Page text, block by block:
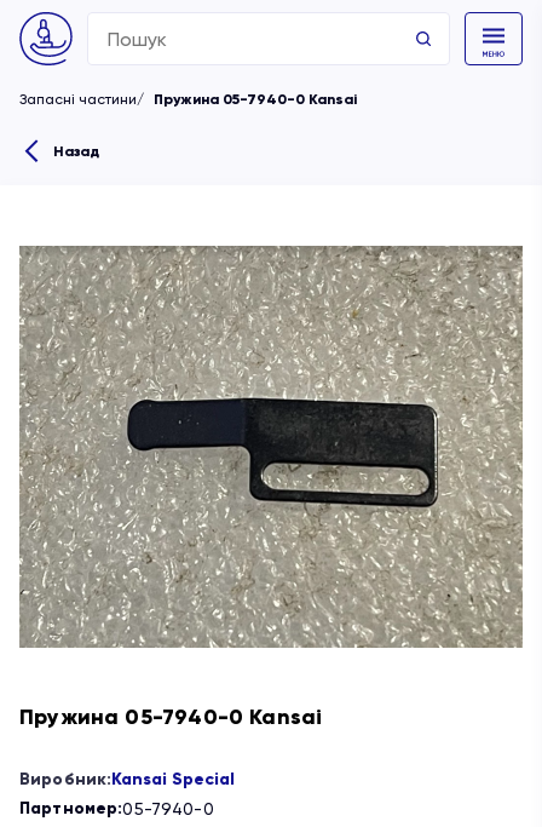
Search
for:
Запасні частини Пружина 05-7940-0 Kansai
Назад
Пружина 05-7940-0 Kansai
Виробник:Kansai Special
Партномер:05-7940-0